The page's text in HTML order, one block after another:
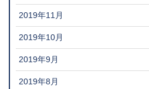
2019年11月
2019年10月
2019年9月
2019年8月